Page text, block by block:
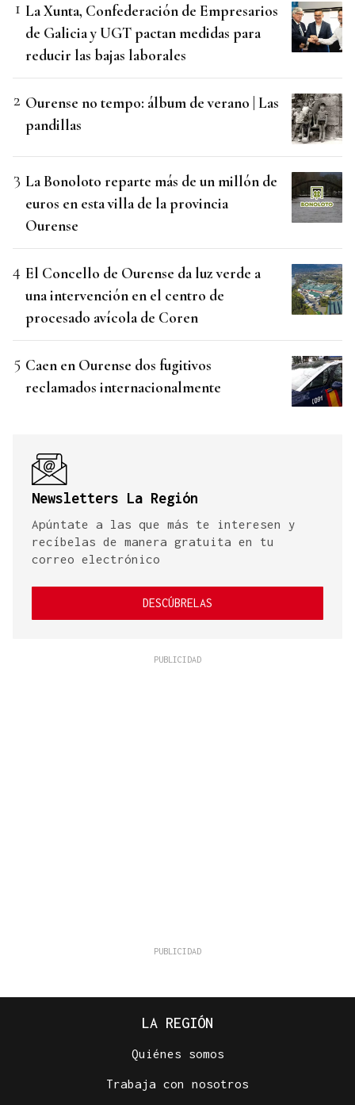
La Xunta, Confederación de Empresarios
de Galicia y UGT pactan medidas para
reducir las bajas laborales
Ourense no tempo: álbum de verano | Las
pandillas
La Bonoloto reparte más de un millón de
euros en esta villa de la provincia
Ourense
El Concello de Ourense da luz verde a
una intervención en el centro de
procesado avícola de Coren
Caen en Ourense dos fugitivos
reclamados internacionalmente
Newsletters La Región
Apúntate a las que más te interesen y
recíbelas de manera gratuita en tu
correo electrónico
DESCÚBRELAS
LA REGIÓN
Quiénes somos
Trabaja con nosotros